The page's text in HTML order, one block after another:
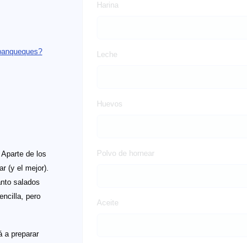
Harina
Leche
Huevos
Polvo de hornear
Aceite
de los
(y el mejor).
salados
pero
a preparar